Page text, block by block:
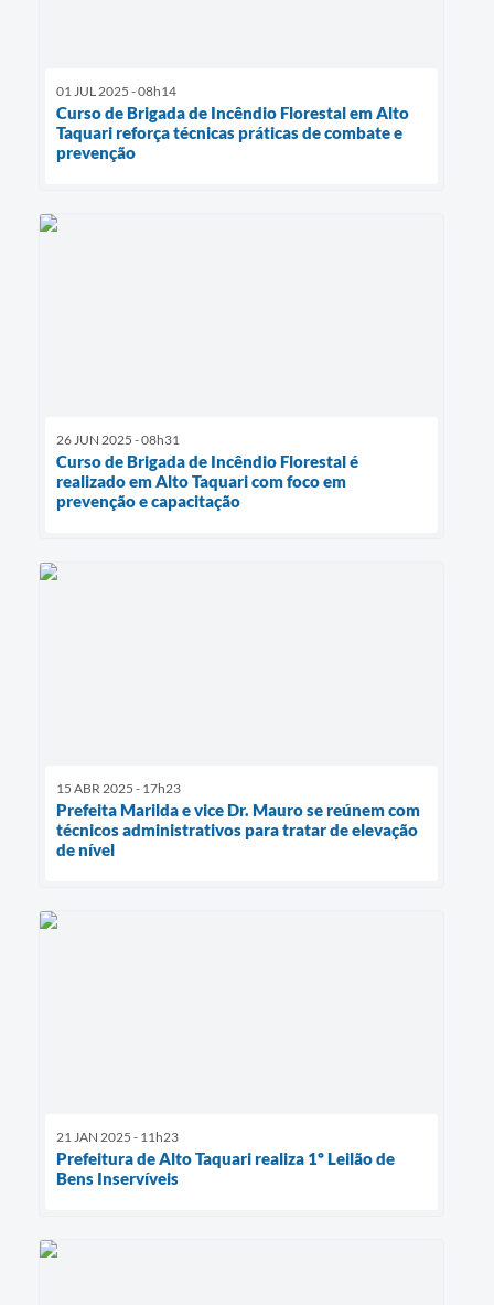
01 JUL 2025 - 08h14
Curso de Brigada de Incêndio Florestal em Alto
Taquari reforça técnicas práticas de combate e
prevenção
26 JUN 2025 - 08h31
Curso de Brigada de Incêndio Florestal é
realizado em Alto Taquari com foco em
prevenção e capacitação
15 ABR 2025 - 17h23
Prefeita Marilda e vice Dr. Mauro se reúnem com
técnicos administrativos para tratar de elevação
de nível
21 JAN 2025 - 11h23
Prefeitura de Alto Taquari realiza 1º Leilão de
Bens Inservíveis